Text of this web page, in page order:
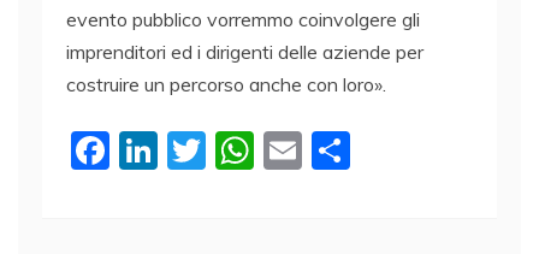
evento pubblico vorremmo coinvolgere gli
imprenditori ed i dirigenti delle aziende per
costruire un percorso anche con loro».
F
Li T
W E